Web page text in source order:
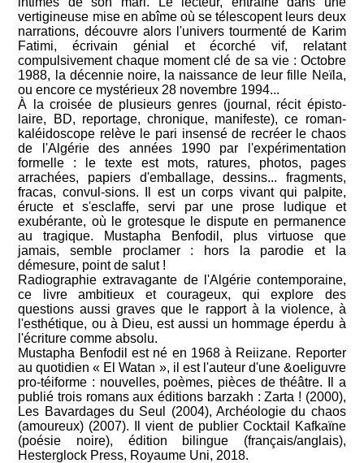
vertigineuse mise en abîme où se télescopent leurs deux
narrations, découvre alors l'univers tourmenté de Karim
Fatimi, écrivain génial et écorché vif, relatant
compulsivement chaque moment clé de sa vie : Octobre
1988, la décennie noire, la naissance de leur fille Neïla,
ou encore ce mystérieux 28 novembre 1994...
À la croisée de plusieurs genres (journal, récit épisto-
laire, BD, reportage, chronique, manifeste), ce roman-
kaléidoscope relève le pari insensé de recréer le chaos
de l'Algérie des années 1990 par l'expérimentation
formelle : le texte est mots, ratures, photos, pages
arrachées, papiers d'emballage, dessins... fragments,
fracas, convul-sions. Il est un corps vivant qui palpite,
éructe et s'esclaffe, servi par une prose ludique et
exubérante, où le grotesque le dispute en permanence
au tragique. Mustapha Benfodil, plus virtuose que
jamais, semble proclamer : hors la parodie et la
démesure, point de salut !
Radiographie extravagante de l'Algérie contemporaine,
ce livre ambitieux et courageux, qui explore des
questions aussi graves que le rapport à la violence, à
l'esthétique, ou à Dieu, est aussi un hommage éperdu à
l'écriture comme absolu.
Mustapha Benfodil est né en 1968 à Reiizane. Reporter
au quotidien « El Watan », il est l'auteur d'une &oeliguvre
pro-téiforme : nouvelles, poèmes, pièces de théâtre. Il a
publié trois romans aux éditions barzakh : Zarta ! (2000),
Les Bavardages du Seul (2004), Archéologie du chaos
(amoureux) (2007). Il vient de publier Cocktail Kafkaïne
(poésie noire), édition bilingue (français/anglais),
Hesterglock Press, Royaume Uni, 2018.